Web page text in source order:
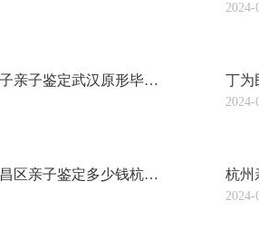
2024-
新冠核酸检测造假后果（核子亲子鉴定武汉原形毕露！靠核酸造假狂赚百亿，20多岁的张姗姗，家族背景被揭穿）
2024-
杭州亲子鉴定报价（武汉武昌区亲子鉴定多少钱杭州亲子鉴定多少钱收费标准（附2023最新亲子鉴定中心价格表））
2024-